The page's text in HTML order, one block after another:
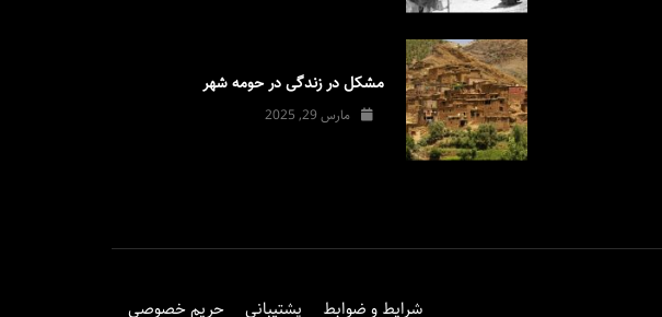
مشکل در زندگی در حومه شهر
مارس 29, 2025
شرایط و ضوابط پشتیبانی حریم خصوصی